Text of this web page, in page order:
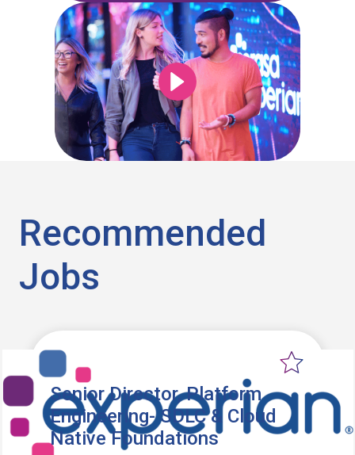
Recommended
Jobs
Senior Director, Platform
Engineering- SDLC & Cloud
Native Foundations